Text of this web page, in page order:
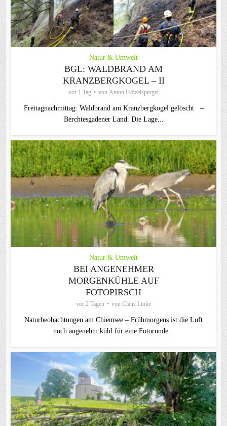
Natur & Umwelt
BGL: WALDBRAND AM
KRANZBERGKOGEL – II
vor 1 Tag von Anton Hötzelsperger
Freitagnachmittag: Waldbrand am Kranzbergkogel gelöscht –
Berchtesgadener Land. Die Lage...
Natur & Umwelt
BEI ANGENEHMER
MORGENKÜHLE AUF
FOTOPIRSCH
vor 2 Tagen von Claus Linke
Naturbeobachtungen am Chiemsee – Frühmorgens ist die Luft
noch angenehm kühl für eine Fotorunde...